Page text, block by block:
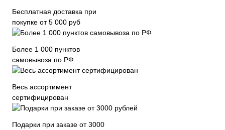
Бесплатная доставка при
покупке от 5 000 руб
Более 1 000 пунктов
самовывоза по РФ
Весь ассортимент
сертифицирован
Подарки при заказе от 3000